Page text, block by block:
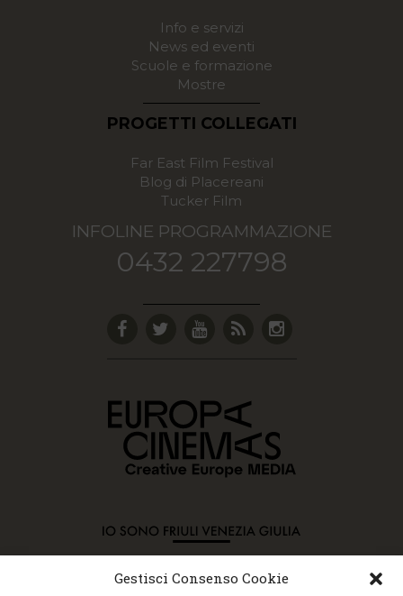
Gestisci Consenso Cookie
Info e servizi
News ed eventi
Scuole e formazione
Mostre
PROGETTI COLLEGATI
Far East Film Festival
Blog di Placereani
Tucker Film
INFOLINE PROGRAMMAZIONE
0432 227798